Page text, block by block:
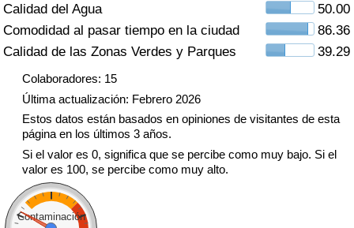
Calidad del Agua
50.00
Comodidad al pasar tiempo en la ciudad
86.36
Calidad de las Zonas Verdes y Parques
39.29
Colaboradores: 15
Última actualización: Febrero 2026
Estos datos están basados en opiniones de visitantes de esta
página en los últimos 3 años.
Si el valor es 0, significa que se percibe como muy bajo. Si el
valor es 100, se percibe como muy alto.
Contaminación
Índice de Contaminación por País
Tráfico
Índice de Tráfico
Índice de Tráfico (Actual)
Índice de Tráfico por País